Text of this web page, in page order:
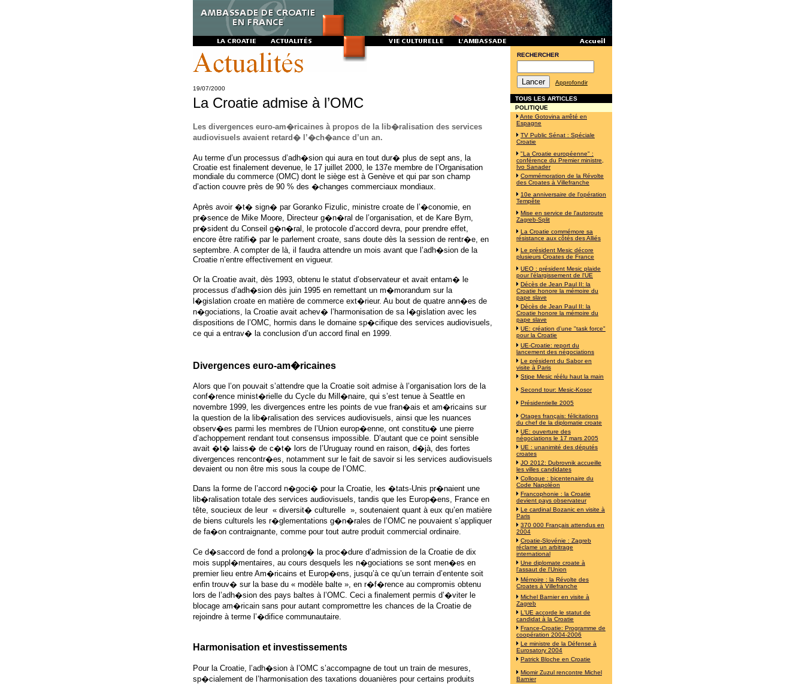
19/07/2000
La Croatie admise à l’OMC
Les divergences euro-am�ricaines à propos de la lib�ralisation des services
audiovisuels avaient retard� l’�ch�ance d’un an.
Au terme d’un processus d’adh�sion qui aura en tout dur� plus de sept ans, la
Croatie est finalement devenue, le 17 juillet 2000, le 137e membre de l’Organisation
mondiale du commerce (OMC) dont le siège est à Genève et qui par son champ
d’action couvre près de 90 % des �changes commerciaux mondiaux.
Après avoir �t� sign� par Goranko Fizulic, ministre croate de l’�conomie, en
pr�sence de Mike Moore, Directeur g�n�ral de l’organisation, et de Kare Byrn,
pr�sident du Conseil g�n�ral, le protocole d’accord devra, pour prendre effet,
encore être ratifi� par le parlement croate, sans doute dès la session de rentr�e, en
septembre. A compter de là, il faudra attendre un mois avant que l’adh�sion de la
Croatie n’entre effectivement en vigueur.
Or la Croatie avait, dès 1993, obtenu le statut d’observateur et avait entam� le
processus d’adh�sion dès juin 1995 en remettant un m�morandum sur la
l�gislation croate en matière de commerce ext�rieur. Au bout de quatre ann�es de
n�gociations, la Croatie avait achev� l’harmonisation de sa l�gislation avec les
dispositions de l’OMC, hormis dans le domaine sp�cifique des services audiovisuels,
ce qui a entrav� la conclusion d’un accord final en 1999.
Divergences euro-am�ricaines
Alors que l’on pouvait s’attendre que la Croatie soit admise à l’organisation lors de la
conf�rence minist�rielle du Cycle du Mill�naire, qui s’est tenue à Seattle en
novembre 1999, les divergences entre les points de vue fran�ais et am�ricains sur
la question de la lib�ralisation des services audiovisuels, ainsi que les nuances
observ�es parmi les membres de l’Union europ�enne, ont constitu� une pierre
d’achoppement rendant tout consensus impossible. D’autant que ce point sensible
avait �t� laiss� de c�t� lors de l’Uruguay round en raison, d�jà, des fortes
divergences rencontr�es, notamment sur le fait de savoir si les services audiovisuels
devaient ou non être mis sous la coupe de l’OMC.
Dans la forme de l’accord n�goci� pour la Croatie, les �tats-Unis pr�naient une
lib�ralisation totale des services audiovisuels, tandis que les Europ�ens, France en
tête, soucieux de leur « diversit� culturelle », soutenaient quant à eux qu’en matière
de biens culturels les r�glementations g�n�rales de l’OMC ne pouvaient s’appliquer
de fa�on contraignante, comme pour tout autre produit commercial ordinaire.
Ce d�saccord de fond a prolong� la proc�dure d’admission de la Croatie de dix
mois suppl�mentaires, au cours desquels les n�gociations se sont men�es en
premier lieu entre Am�ricains et Europ�ens, jusqu’à ce qu’un terrain d’entente soit
enfin trouv� sur la base du « modèle balte », en r�f�rence au compromis obtenu
lors de l’adh�sion des pays baltes à l’OMC. Ceci a finalement permis d’�viter le
blocage am�ricain sans pour autant compromettre les chances de la Croatie de
rejoindre à terme l’�difice communautaire.
Harmonisation et investissements
Pour la Croatie, l’adh�sion à l’OMC s’accompagne de tout un train de mesures,
sp�cialement de l’harmonisation des taxations douanières pour certains produits
RECHERCHER
Approfondir
TOUS LES ARTICLES
POLITIQUE
Ante Gotovina arrêté en
Espagne
TV Public Sénat : Spéciale
Croatie
"La Croatie européenne" :
conférence du Premier ministre,
Ivo Sanader
Commémoration de la Révolte
des Croates à Villefranche
10e anniversaire de l'opération
Tempête
Mise en service de l'autoroute
Zagreb-Split
La Croatie commémore sa
résistance aux côtés des Alliés
Le président Mesic décore
plusieurs Croates de France
UEO : président Mesic plaide
pour l'élargissement de l'UE
Décès de Jean Paul II: la
Croatie honore la mémoire du
pape slave
Décès de Jean Paul II: la
Croatie honore la mémoire du
pape slave
UE: création d'une "task force"
pour la Croatie
UE-Croatie: report du
lancement des négociations
Le président du Sabor en
visite à Paris
Stipe Mesic réélu haut la main
Second tour: Mesic-Kosor
Présidentielle 2005
Otages français: félicitations
du chef de la diplomatie croate
UE: ouverture des
négociations le 17 mars 2005
UE : unanimité des députés
croates
JO 2012: Dubrovnik accueille
les villes candidates
Colloque : bicentenaire du
Code Napoléon
Francophonie : la Croatie
devient pays observateur
Le cardinal Bozanic en visite à
Paris
370 000 Français attendus en
2004
Croatie-Slovénie : Zagreb
réclame un arbitrage
international
Une diplomate croate à
l'assaut de l'Union
Mémoire : la Révolte des
Croates à Villefranche
Michel Barnier en visite à
Zagreb
L'UE accorde le statut de
candidat à la Croatie
France-Croatie: Programme de
coopération 2004-2006
Le ministre de la Défense à
Eurosatory 2004
Patrick Bloche en Croatie
Miomir Zuzul rencontre Michel
Barnier